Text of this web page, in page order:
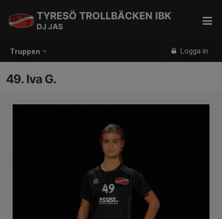
Truppen Logga in
TYRESÖ TROLLBÄCKEN IBK
DJ JAS
49. Iva G.